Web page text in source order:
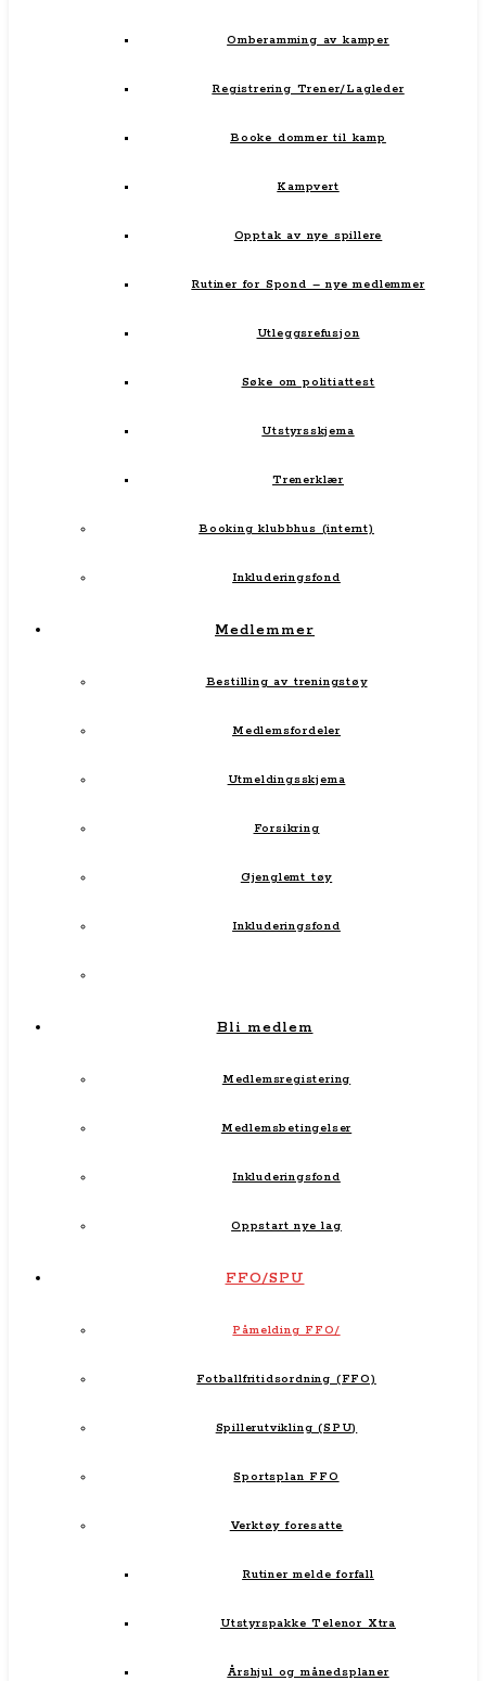
Omberamming av kamper
Registrering Trener/Lagleder
Booke dommer til kamp
Kampvert
Opptak av nye spillere
Rutiner for Spond – nye medlemmer
Utleggsrefusjon
Søke om politiattest
Utstyrsskjema
Trenerklær
Booking klubbhus (internt)
Inkluderingsfond
Medlemmer
Bestilling av treningstøy
Medlemsfordeler
Utmeldingsskjema
Forsikring
Gjenglemt tøy
Inkluderingsfond
Bli medlem
Medlemsregistering
Medlemsbetingelser
Inkluderingsfond
Oppstart nye lag
FFO/SPU
Påmelding FFO/
Fotballfritidsordning (FFO)
Spillerutvikling (SPU)
Sportsplan FFO
Verktøy foresatte
Rutiner melde forfall
Utstyrspakke Telenor Xtra
Årshjul og månedsplaner